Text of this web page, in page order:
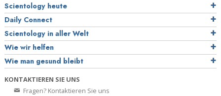
Scientology heute
Daily Connect
Scientology in aller Welt
Wie wir helfen
Wie man gesund bleibt
KONTAKTIEREN SIE UNS
Fragen? Kontaktieren Sie uns